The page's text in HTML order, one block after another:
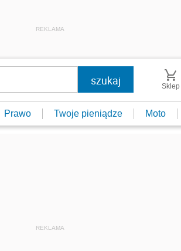
REKLAMA
Sklep
Prawo Twoje pieniądze Moto